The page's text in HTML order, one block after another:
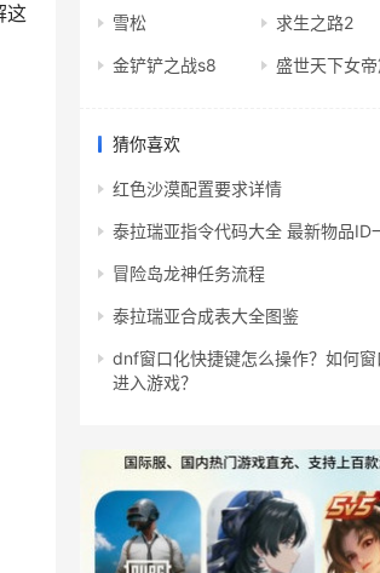
这
雪松 求生之路2
金铲铲之战s8 盛世天下女帝
猜你喜欢
红色沙漠配置要求详情
泰拉瑞亚指令代码大全 最新物品ID
冒险岛龙神任务流程
泰拉瑞亚合成表大全图鉴
dnf窗口化快捷键怎么操作？如何窗
进入游戏？